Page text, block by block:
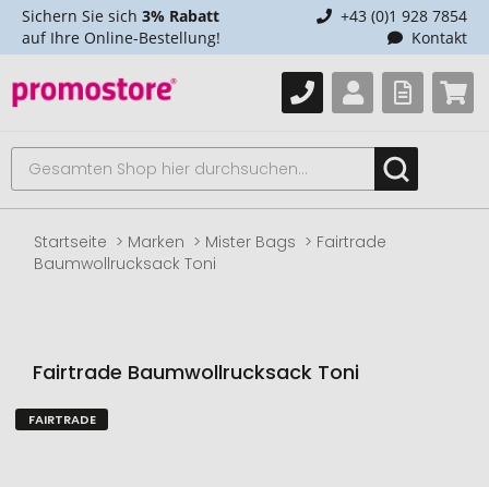
Sichern Sie sich 3% Rabatt
auf Ihre Online-Bestellung!
+43 (0)1 928 7854
Kontakt
Startseite Marken Mister Bags
Fairtrade
Baumwollrucksack Toni
Fairtrade Baumwollrucksack Toni
Zum
FAIRTRADE